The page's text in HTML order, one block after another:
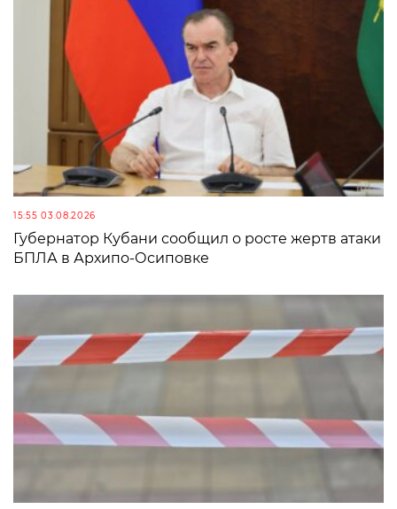
15:55 03.08.2026
Губернатор Кубани сообщил о росте жертв атаки
БПЛА в Архипо-Осиповке